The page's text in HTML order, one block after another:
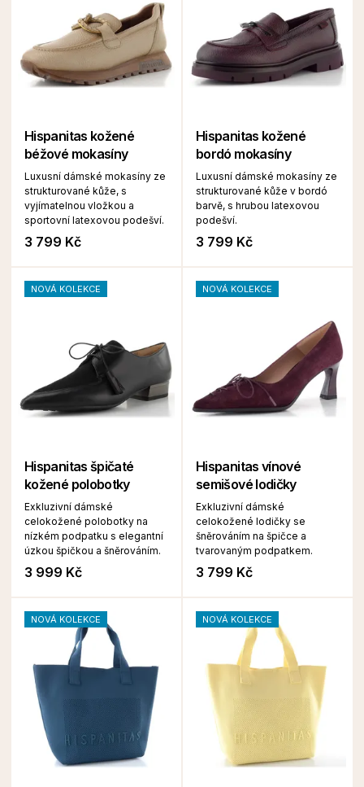
Hispanitas kožené
béžové mokasíny
Luxusní dámské mokasíny ze
strukturované kůže, s
vyjímatelnou vložkou a
sportovní latexovou podešví.
3 799 Kč
Hispanitas kožené
bordó mokasíny
Luxusní dámské mokasíny ze
strukturované kůže v bordó
barvě, s hrubou latexovou
podešví.
3 799 Kč
NOVÁ KOLEKCE
Hispanitas špičaté
kožené polobotky
Exkluzivní dámské
celokožené polobotky na
nízkém podpatku s elegantní
úzkou špičkou a šněrováním.
3 999 Kč
NOVÁ KOLEKCE
Hispanitas vínové
semišové lodičky
Exkluzivní dámské
celokožené lodičky se
šněrováním na špičce a
tvarovaným podpatkem.
3 799 Kč
NOVÁ KOLEKCE NOVÁ KOLEKCE